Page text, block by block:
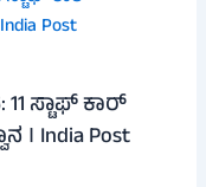
ಸ್ಟಾಫ್ ಕಾರ್
। India Post